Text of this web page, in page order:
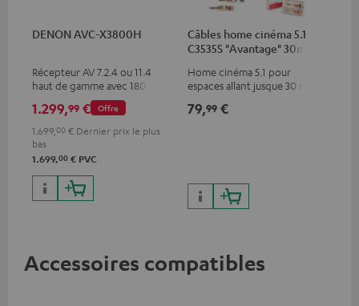
DENON AVC-X3800H
Récepteur AV 7.2.4 ou 11.4
haut de gamme avec 180
watts de puissance de sortie
par canal
Offre
1.299,99 €
1.699, 00 € Dernier prix le plus
bas
1.699,00 € PVC
Câbles home cinéma 5.1
C3535S "Avantage" 30m²
Home cinéma 5.1 pour
espaces allant jusque 30 m²
79,99 €
Accessoires compatibles